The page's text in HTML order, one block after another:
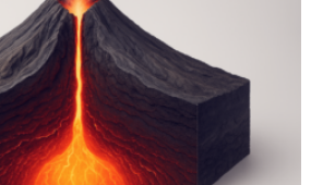
Organismen ermöglicht haben
sowohl in der
in der Intensität des Erdmagnetfelds
konnten sie sich verorten und
Vor einigen Jahren…